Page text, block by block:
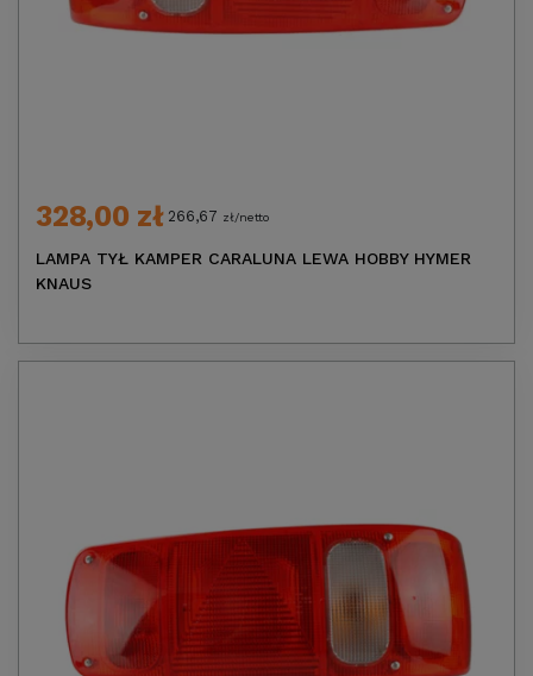
328,00 zł 266,67 zł/netto
LAMPA TYŁ KAMPER CARALUNA LEWA HOBBY HYMER
KNAUS